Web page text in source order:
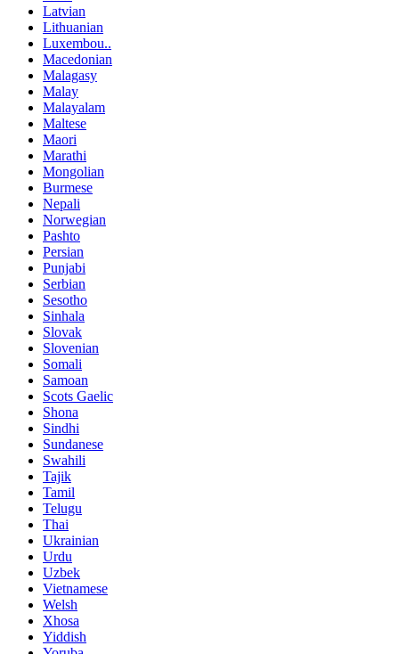
Latvian
Lithuanian
Luxembou..
Macedonian
Malagasy
Malay
Malayalam
Maltese
Maori
Marathi
Mongolian
Burmese
Nepali
Norwegian
Pashto
Persian
Punjabi
Serbian
Sesotho
Sinhala
Slovak
Slovenian
Somali
Samoan
Scots Gaelic
Shona
Sindhi
Sundanese
Swahili
Tajik
Tamil
Telugu
Thai
Ukrainian
Urdu
Uzbek
Vietnamese
Welsh
Xhosa
Yiddish